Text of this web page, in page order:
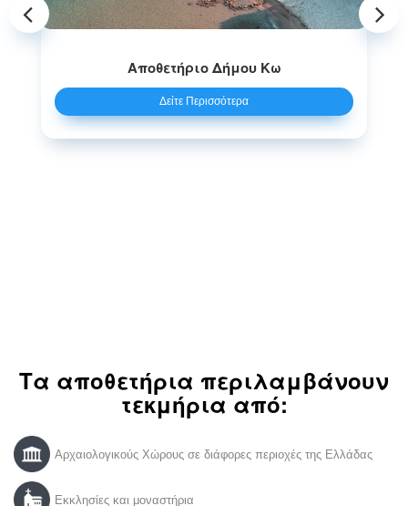
Αποθετήριο Δήμου
Δείτε Περισσότερα
Τα αποθετήρια περιλαμβάνουν
τεκμήρια από:
Αρχαιολογικούς Χώρους σε διάφορες περιοχές της Ελλάδας
Εκκλησίες και μοναστήρια